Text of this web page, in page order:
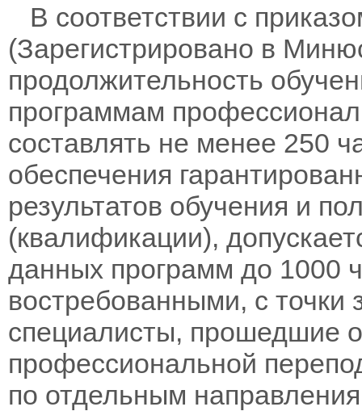
В соответствии с
(Зарегистрировано в
продолжительность
программам
составлять не менее 250
обеспечения
результатов обучения и
(квалификации),
данных программ до 1000
востребованными, с точки
специалисты, прошедшие
профессиональной
по отдельным